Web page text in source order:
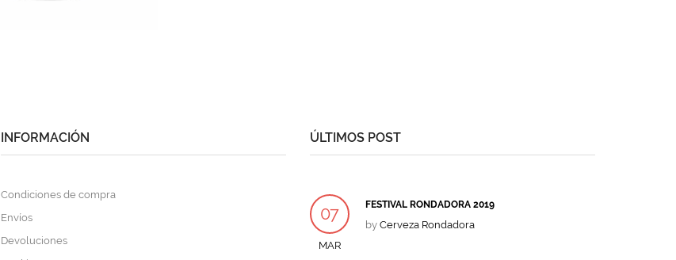
INFORMACIÓN
Condiciones de compra
Envíos
Devoluciones
ÚLTIMOS POST
07
MAR
FESTIVAL RONDADORA 2019
by Cerveza Rondadora